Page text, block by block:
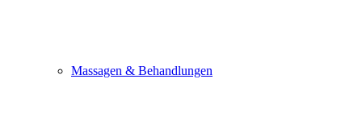
Massagen & Behandlungen